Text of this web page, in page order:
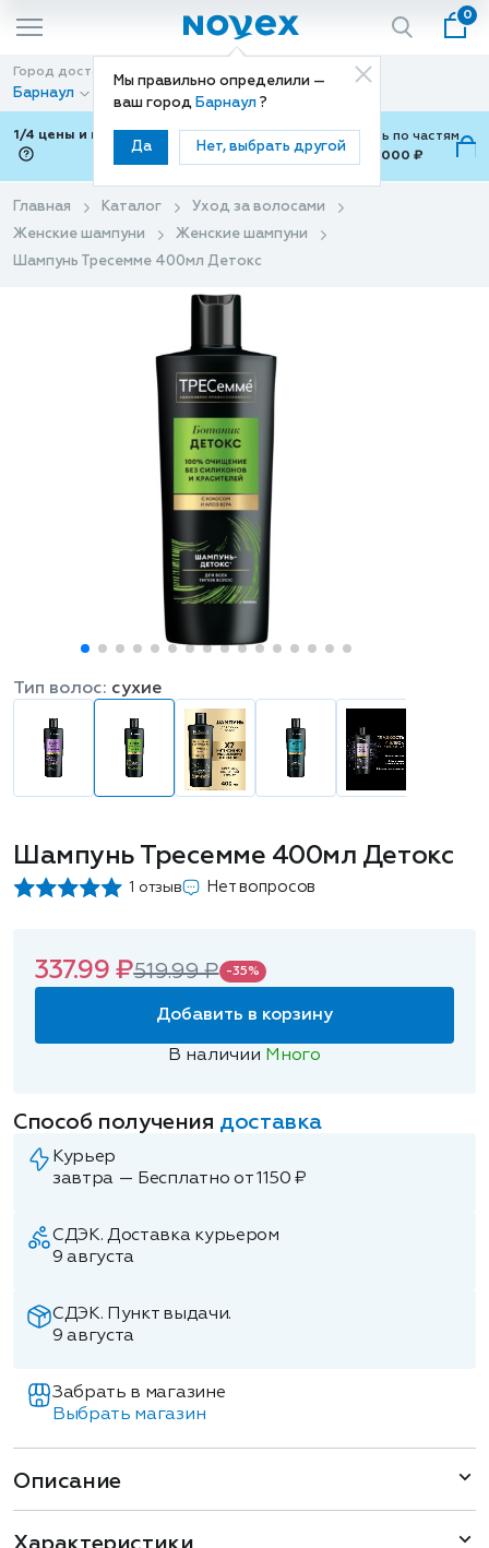
Мы правильно определили —
ваш город Барнаул ?
Да Нет, выбрать другой
0
Город доставки
Барнаул
Способ доставки
Доставка
1/4 цены и покупки ваши с Подели
Можно оплатить по частям
от 700 ₽ до 15,000 ₽
Главная Каталог
Уход за волосами
Женские шампуни
Женские шампуни
Шампунь Тресемме 400мл Детокс
Шампунь Тресемме 400мл Детокс
1 отзыв Нет вопросов
Тип волос: сухие
337.99 ₽519.99 ₽ -35%
Добавить в корзину
В наличии Много
Способ получения доставка
Курьер
завтра — Бесплатно от 1150 ₽
СДЭК. Доставка курьером
9 августа
СДЭК. Пункт выдачи.
9 августа
Забрать в магазине
Выбрать магазин
Описание
Характеристики